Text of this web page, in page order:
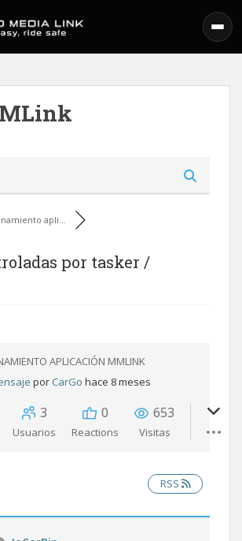
apli...
por tasker /
APLICACIÓN MMLINK
por CarGo hace 8 meses
3
Usuarios
0
Reactions
653
Visitas
RSS